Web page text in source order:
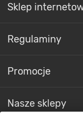
swoich marzeń.
Sklep
Regulaminy
Promocje
Nasze sklepy